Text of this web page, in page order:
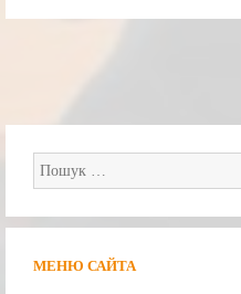
записами
Пошук:
МЕНЮ САЙТА